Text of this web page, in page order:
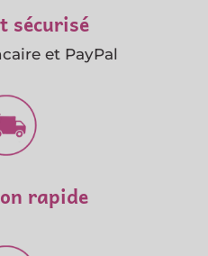
sécurisé
et PayPal
rapide